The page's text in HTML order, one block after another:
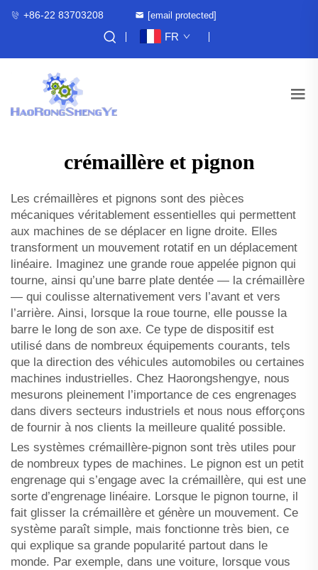
+86-22 83703208 [email protected]
FR
crémaillère et pignon
Les crémaillères et pignons sont des pièces
mécaniques véritablement essentielles qui permettent
aux machines de se déplacer en ligne droite. Elles
transforment un mouvement rotatif en un déplacement
linéaire. Imaginez une grande roue appelée pignon qui
tourne, ainsi qu’une barre plate dentée — la crémaillère
— qui coulisse alternativement vers l’avant et vers
l’arrière. Ainsi, lorsque la roue tourne, elle pousse la
barre le long de son axe. Ce type de dispositif est
utilisé dans de nombreux équipements courants, tels
que la direction des véhicules automobiles ou certaines
machines industrielles. Chez Haorongshengye, nous
mesurons pleinement l’importance de ces engrenages
dans divers secteurs industriels et nous nous efforçons
de fournir à nos clients la meilleure qualité possible.
Les systèmes crémaillère-pignon sont très utiles pour
de nombreux types de machines. Le pignon est un petit
engrenage qui s’engage avec la crémaillère, qui est une
sorte d’engrenage linéaire. Lorsque le pignon tourne, il
fait glisser la crémaillère et génère un mouvement. Ce
système paraît simple, mais fonctionne très bien, ce
qui explique sa grande popularité partout dans le
monde. Par exemple, dans une voiture, lorsque vous